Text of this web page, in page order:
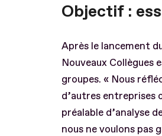
Objectif :
Après le lancement
Nouveaux Collègues
groupes. « Nous
d’autres entreprises
préalable d’analyse
nous ne voulons pas